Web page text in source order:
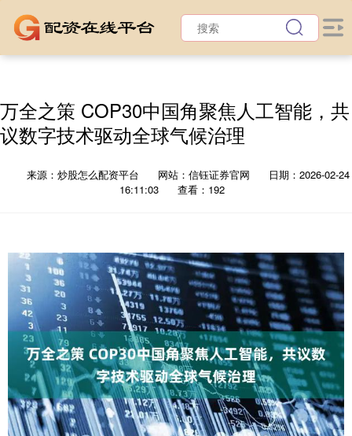
万全之策 COP30中国角聚焦人工智能，共
议数字技术驱动全球气候治理
来源：炒股怎么配资平台 网站：信钰证券官网
日期：2026-02-24
16:11:03
查看：192